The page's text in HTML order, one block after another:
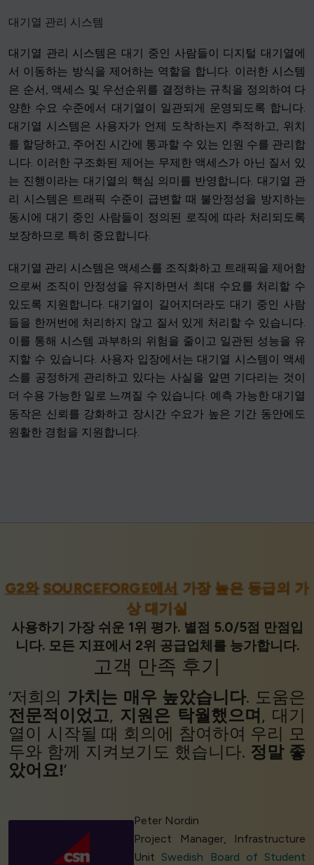
대기열 관리 시스템
대기열 관리 시스템은 대기 중인 사람들이 디지털 대기열에
서 이동하는 방식을 제어하는 역할을 합니다. 이러한 시스템
은 순서, 액세스 및 우선순위를 결정하는 규칙을 정의하여 다
양한 수요 수준에서 대기열이 일관되게 운영되도록 합니다.
대기열 시스템은 사용자가 언제 도착하는지 추적하고, 위치
를 할당하고, 주어진 시간에 통과할 수 있는 인원 수를 관리합
니다. 이러한 구조화된 제어는 무제한 액세스가 아닌 질서 있
는 진행이라는 대기열의 핵심 의미를 반영합니다. 대기열 관
리 시스템은 트래픽 수준이 급변할 때 불안정성을 방지하는
동시에 대기 중인 사람들이 정의된 로직에 따라 처리되도록
보장하므로 특히 중요합니다.
대기열 관리 시스템은 액세스를 조직화하고 트래픽을 제어함
으로써 조직이 안정성을 유지하면서 최대 수요를 처리할 수
있도록 지원합니다. 대기열이 길어지더라도 대기 중인 사람
들을 한꺼번에 처리하지 않고 질서 있게 처리할 수 있습니다.
이를 통해 시스템 과부하의 위험을 줄이고 일관된 성능을 유
지할 수 있습니다. 사용자 입장에서는 대기열 시스템이 액세
스를 공정하게 관리하고 있다는 사실을 알면 기다리는 것이
더 수용 가능한 일로 느껴질 수 있습니다. 예측 가능한 대기열
동작은 신뢰를 강화하고 장시간 수요가 높은 기간 동안에도
원활한 경험을 지원합니다.
G2와 SOURCEFORGE에서 가장 높은 등급의 가
상 대기실
사용하기 가장 쉬운 1위 평가. 별점 5.0/5점 만점입
니다. 모든 지표에서 2위 공급업체를 능가합니다.
고객 만족 후기
‘저희의 가치는 매우 높았습니다. 도움은
전문적이었고, 지원은 탁월했으며 , 대기
열이 시작될 때 회의에 참여하여 우리 모
두와 함께 지켜보기도 했습니다. 정말 좋
았어요!’
Peter Nordin
Project Manager, Infrastructure
Unit Swedish Board of Student